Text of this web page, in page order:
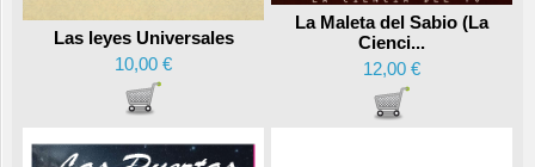
Las leyes Universales
10,00 €
La Maleta del Sabio (La
Cienci...
12,00 €